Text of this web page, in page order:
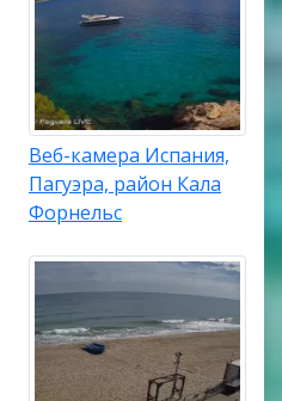
Веб-камера Испания,
Пагуэра, район Кала
Форнельс